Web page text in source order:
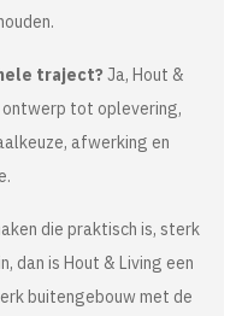
traject? Ja, Hout &
tot oplevering,
afwerking en
die praktisch is, sterk
dan is Hout & Living een
buitengebouw met de